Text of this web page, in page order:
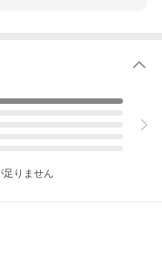
０％
前後
/ ウエスト
足りません